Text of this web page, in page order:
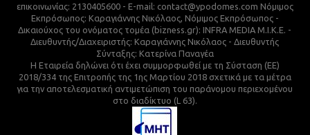
επικοινωνίας: 2130405600 - E-mail: contact@ypodomes.com Νόμιμος
Εκπρόσωπος: Καραγιάννης Νικόλαος, Νόμιμος Εκπρόσωπος -
Δικαιούχος του ονόματος τομέα (bizness.gr): INFRA MEDIA M.I.K.E. -
Διευθυντής/Διαχειριστής: Καραγιάννης Νικόλαος - Διευθυντής
Σύνταξης: Κατερίνα Παναγέα
Η Εταιρεία δηλώνει ότι έχει συμμορφωθεί με τη Σύσταση (ΕΕ)
2018/334 της Επιτροπής της 1ης Μαρτίου 2018 σχετικά με τα μέτρα
για την αποτελεσματική αντιμετώπιση του παράνομου περιεχομένου
στο διαδίκτυο (L 63).